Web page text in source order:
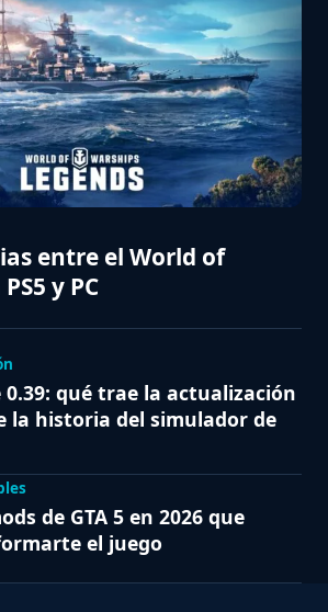
entre el World of
y PC
0.39: qué trae la actualización
la historia del simulador de
de GTA 5 en 2026 que
el juego